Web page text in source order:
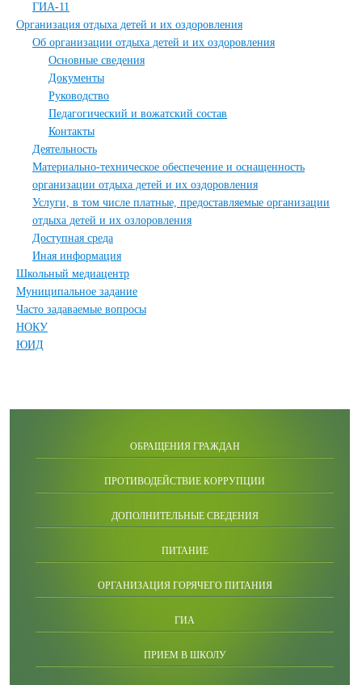
ГИА-11
Организация отдыха детей и их оздоровления
Об организации отдыха детей и их оздоровления
Основные сведения
Документы
Руководство
Педагогический и вожатский состав
Контакты
Деятельность
Материально-техническое обеспечение и оснащенность
организации отдыха детей и их оздоровления
Услуги, в том числе платные, предоставляемые организации
отдыха детей и их озлоровления
Доступная cреда
Иная информация
Школьный медиацентр
Муниципальное задание
Часто задаваемые вопросы
НОКУ
ЮИД
ОБРАЩЕНИЯ ГРАЖДАН
ПРОТИВОДЕЙСТВИЕ КОРРУПЦИИ
ДОПОЛНИТЕЛЬНЫЕ СВЕДЕНИЯ
ПИТАНИЕ
ОРГАНИЗАЦИЯ ГОРЯЧЕГО ПИТАНИЯ
ГИА
ПРИЕМ В ШКОЛУ